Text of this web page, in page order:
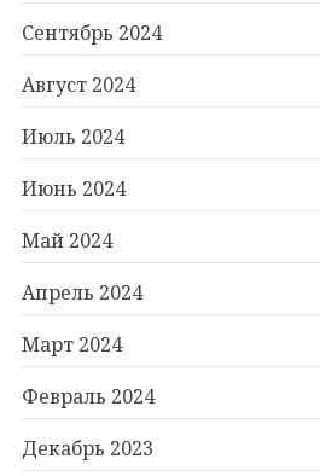
Сентябрь 2024
Август 2024
Июль 2024
Июнь 2024
Май 2024
Апрель 2024
Март 2024
Февраль 2024
Декабрь 2023